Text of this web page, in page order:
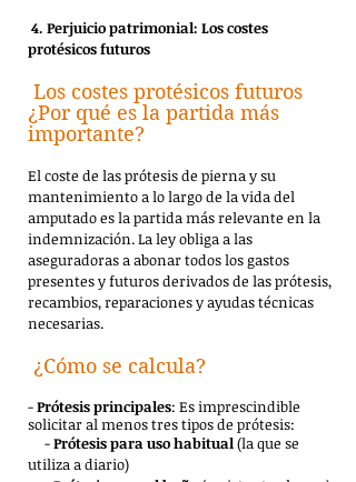
4. Perjuicio patrimonial: Los costes
protésicos futuros
Los costes protésicos futuros
¿Por qué es la partida más
importante?
El coste de las prótesis de pierna y su
mantenimiento a lo largo de la vida del
amputado es la partida más relevante en la
indemnización. La ley obliga a las
aseguradoras a abonar todos los gastos
presentes y futuros derivados de las prótesis,
recambios, reparaciones y ayudas técnicas
necesarias.
¿Cómo se calcula?
-Prótesis principales: Es imprescindible
solicitar al menos tres tipos de prótesis:
-Prótesis para uso habitual(la que se
utiliza a diario)